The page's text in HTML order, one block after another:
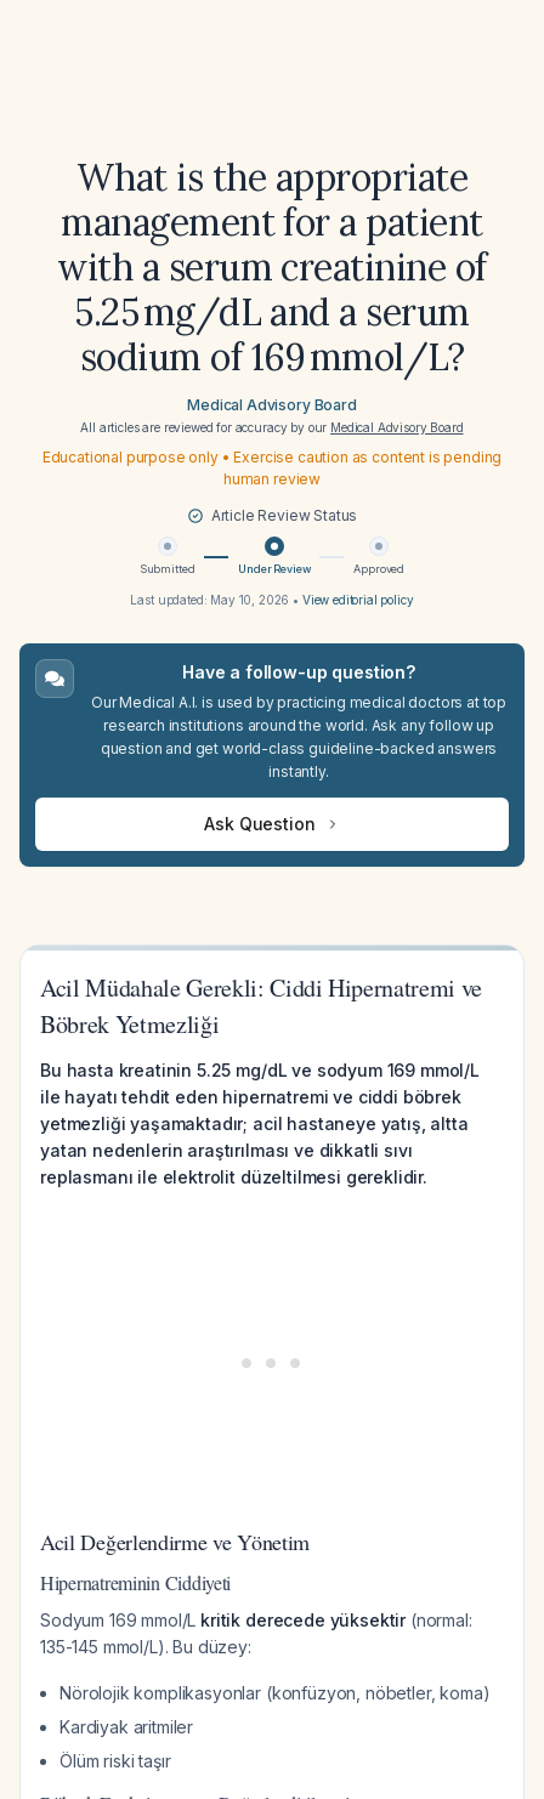
What is the appropriate
management for a patient
with a serum creatinine of
5.25 mg/dL and a serum
sodium of 169 mmol/L?
Medical Advisory Board
All articles are reviewed for accuracy by our Medical Advisory Board
Educational purpose only • Exercise caution as content is pending
human review
Article Review Status
Submitted Under Review Approved
Last updated: May 10, 2026 • View editorial policy
Have a follow-up question?
Our Medical A.I. is used by practicing medical doctors at top
research institutions around the world. Ask any follow up
question and get world-class guideline-backed answers
instantly.
Ask Question
Acil Müdahale Gerekli: Ciddi Hipernatremi ve
Böbrek Yetmezliği
Bu hasta kreatinin 5.25 mg/dL ve sodyum 169 mmol/L
ile hayatı tehdit eden hipernatremi ve ciddi böbrek
yetmezliği yaşamaktadır; acil hastaneye yatış, altta
yatan nedenlerin araştırılması ve dikkatli sıvı
replasmanı ile elektrolit düzeltilmesi gereklidir.
Acil Değerlendirme ve Yönetim
Hipernatreminin Ciddiyeti
Sodyum 169 mmol/L kritik derecede yüksektir(normal:
135-145 mmol/L). Bu düzey:
Nörolojik komplikasyonlar (konfüzyon, nöbetler, koma)
Kardiyak aritmiler
Ölüm riski taşır